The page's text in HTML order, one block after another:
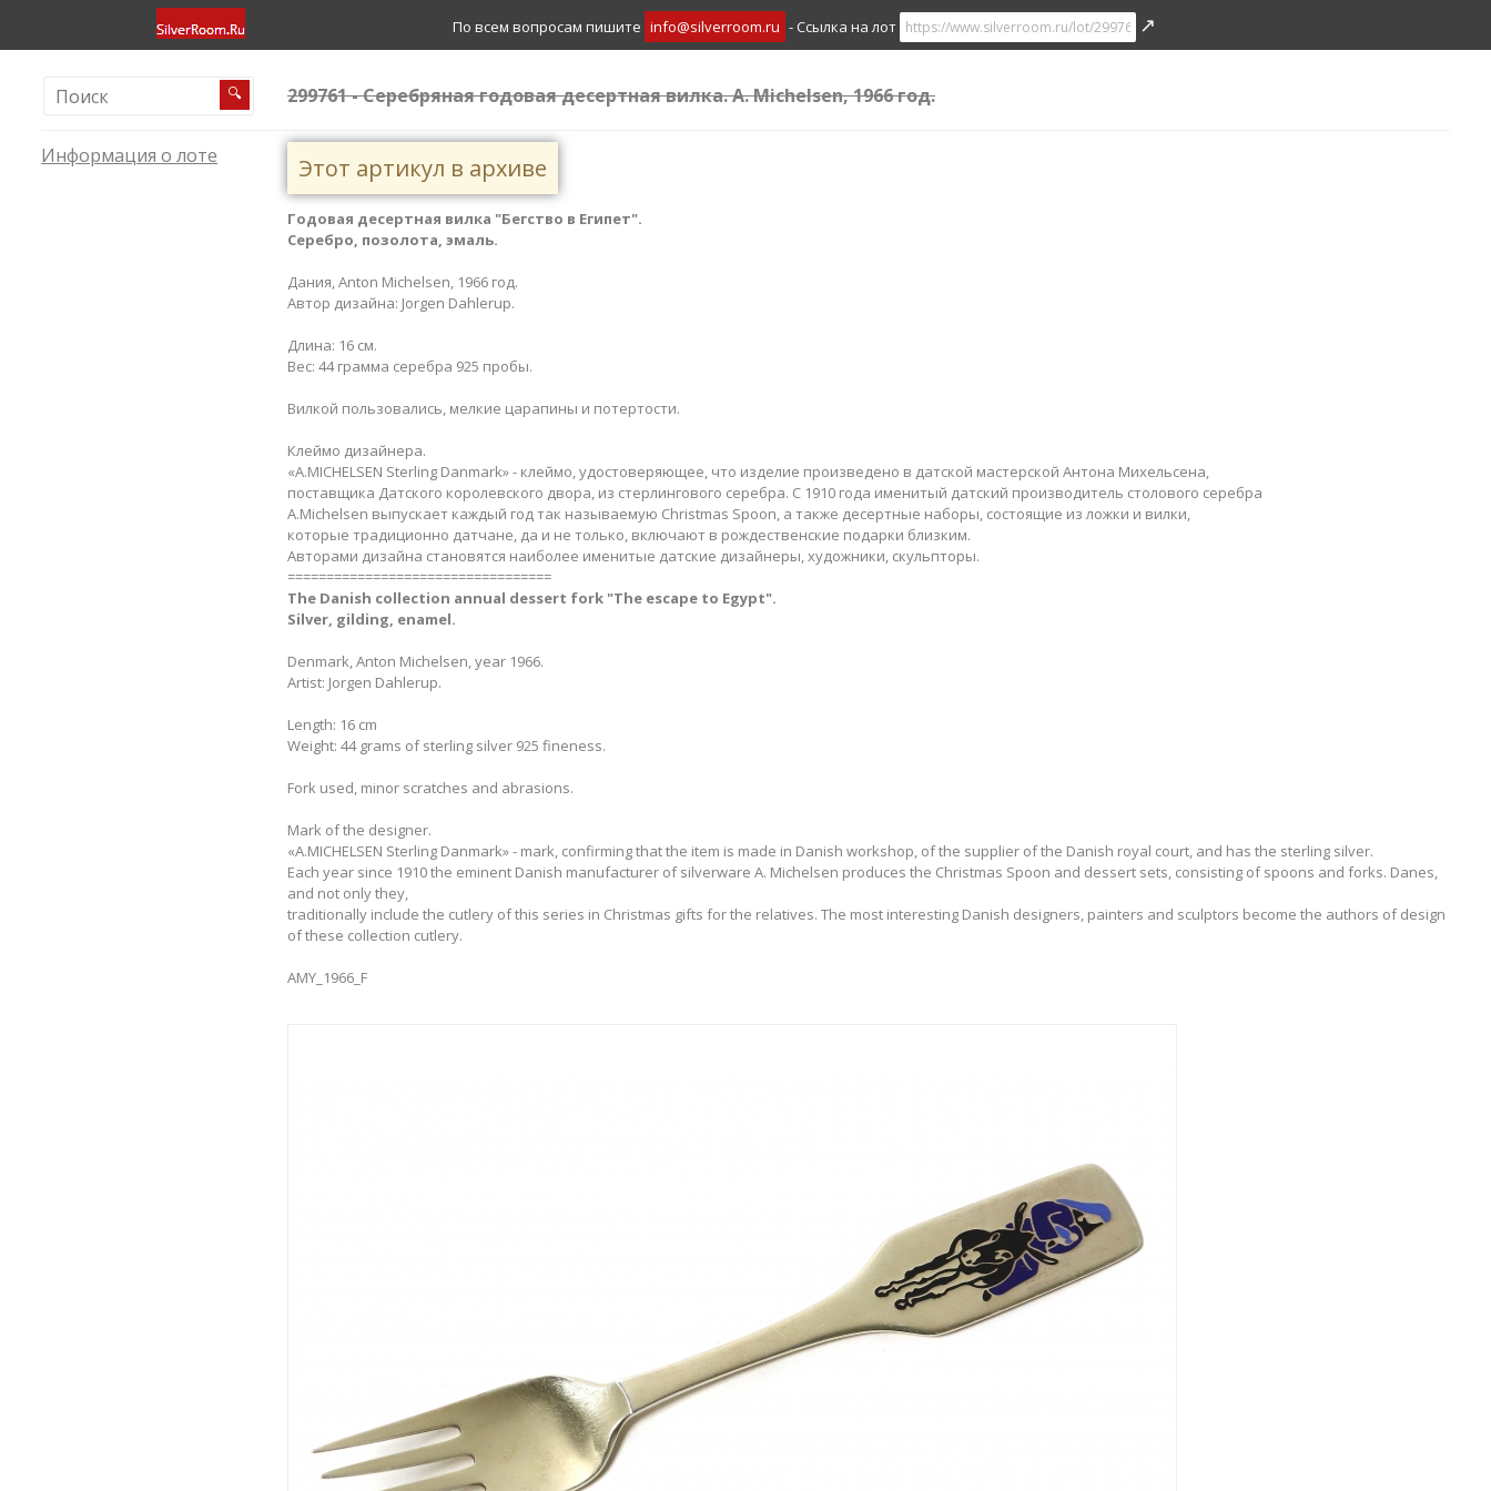
По всем вопросам пишите info@silverroom.ru - Ссылка на лот ↗
🔍 299761 - Серебряная годовая десертная вилка. A. Michelsen, 1966 год.
Информация о лоте Этот артикул в архиве
Годовая десертная​ вилка​ "Бегство в Египет".
Серебро, позолота, эмаль.​
Дания, Anton Michelsen, 1966 год.
Автор дизайна: Jorgen Dahlerup.
Длина: 16 см.
Вес: 44 грамма серебра 925 пробы.
Вилкой пользовались, мелкие царапины и потертости.
Клеймо дизайнера.
«A.MICHELSEN Sterling Danmark» - клеймо, удостоверяющее, что изделие произведено в датской мастерской Антона Михельсена,
поставщика Датского королевского двора, из стерлингового серебра. С 1910 года именитый датский производитель столового серебра
A.Michelsen выпускает каждый год так называемую Christmas Spoon, а также десертные наборы, состоящие из ложки и вилки,
которые традиционно датчане, да и не только, включают в рождественские подарки близким.
Авторами дизайна становятся наиболее именитые датские дизайнеры, художники, скульпторы.
==================================
The Danish сollection annual ​dessert fork "The escape to Egypt".
Silver, gilding, enamel.​
Denmark, Anton Michelsen, year 1966.
Artist: Jorgen Dahlerup.
Length: 16 cm
Weight: 44 grams of sterling silver 925 fineness.
Fork used, minor scratches and abrasions.
Mark of the designer.
«A.MICHELSEN Sterling Danmark» - mark, confirming that the item is made in Danish workshop, of the supplier of the Danish royal court, and has the sterling silver.
Each year since 1910 the eminent Danish manufacturer of silverware A. Michelsen produces the Christmas Spoon and dessert sets, consisting of spoons and forks. Danes,
and not only they,
traditionally include the cutlery of this series in Christmas gifts for the relatives. The most interesting Danish designers, painters and sculptors become the authors of design
of these collection cutlery.
AMY_1966_F